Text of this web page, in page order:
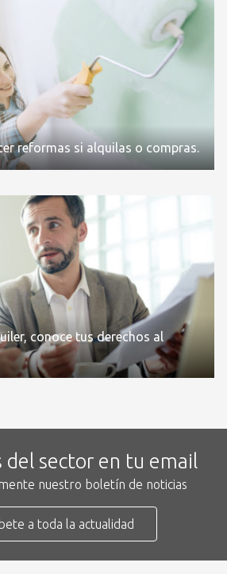
reformas si alquilas o compras.
conoce tus derechos al
del sector en tu email
nuestro boletín de noticias
a toda la actualidad